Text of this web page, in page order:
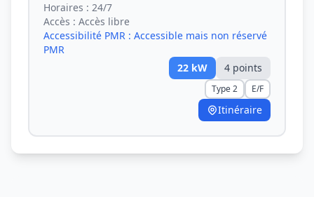
Horaires : 24/7
Accès : Accès libre
Accessibilité PMR : Accessible mais non réservé
PMR
22 kW 4 points
Type 2 E/F
Itinéraire